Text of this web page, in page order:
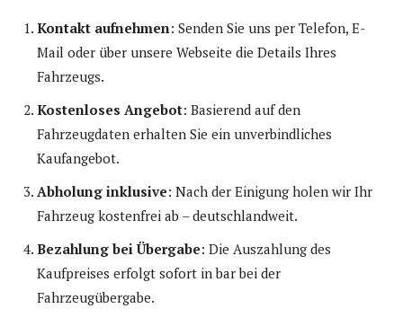
Kontakt aufnehmen: Senden Sie uns per Telefon, E-
Mail oder über unsere Webseite die Details Ihres
Fahrzeugs.
Kostenloses Angebot: Basierend auf den
Fahrzeugdaten erhalten Sie ein unverbindliches
Kaufangebot.
Abholung inklusive: Nach der Einigung holen wir Ihr
Fahrzeug kostenfrei ab – deutschlandweit.
Bezahlung bei Übergabe: Die Auszahlung des
Kaufpreises erfolgt sofort in bar bei der
Fahrzeugübergabe.